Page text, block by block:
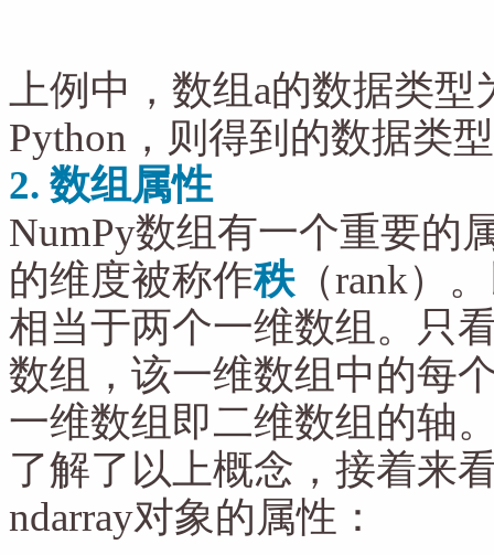
上例中，数组a的数据类
Python，则得到的数据类
2. 数组属性
NumPy数组有一个重要
的维度被称作秩（rank）
相当于两个一维数组。只
数组，该一维数组中的每
一维数组即二维数组的轴
了解了以上概念，接着来
ndarray对象的属性：